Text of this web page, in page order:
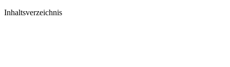
Inhaltsverzeichnis